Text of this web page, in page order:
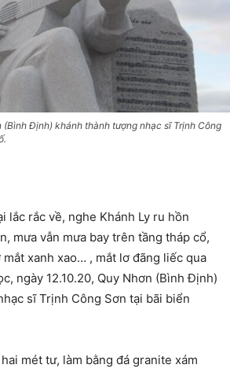
(Bình Định) khánh thành tượng nhạc sĩ Trịnh Công
lắc rắc về, nghe Khánh Ly ru hồn
mưa vẫn mưa bay trên tầng tháp cổ,
xanh xao… , mắt lơ đãng liếc qua
ngày 12.10.20, Quy Nhơn (Bình Định)
sĩ Trịnh Công Sơn tại bãi biển
mét tư, làm bằng đá granite xám